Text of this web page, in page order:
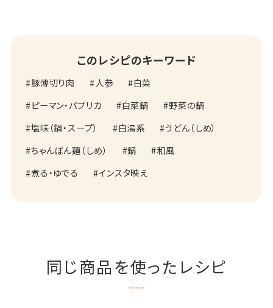
このレシピのキーワード
豚薄切り肉 人参
白菜
ピーマン・パプリカ
白菜鍋
野菜の鍋
塩味（鍋・スープ）
白湯系
うどん（しめ）
ちゃんぽん麺（しめ）
鍋
和風
煮る・ゆでる
インスタ映え
同じ商品を使ったレシピ